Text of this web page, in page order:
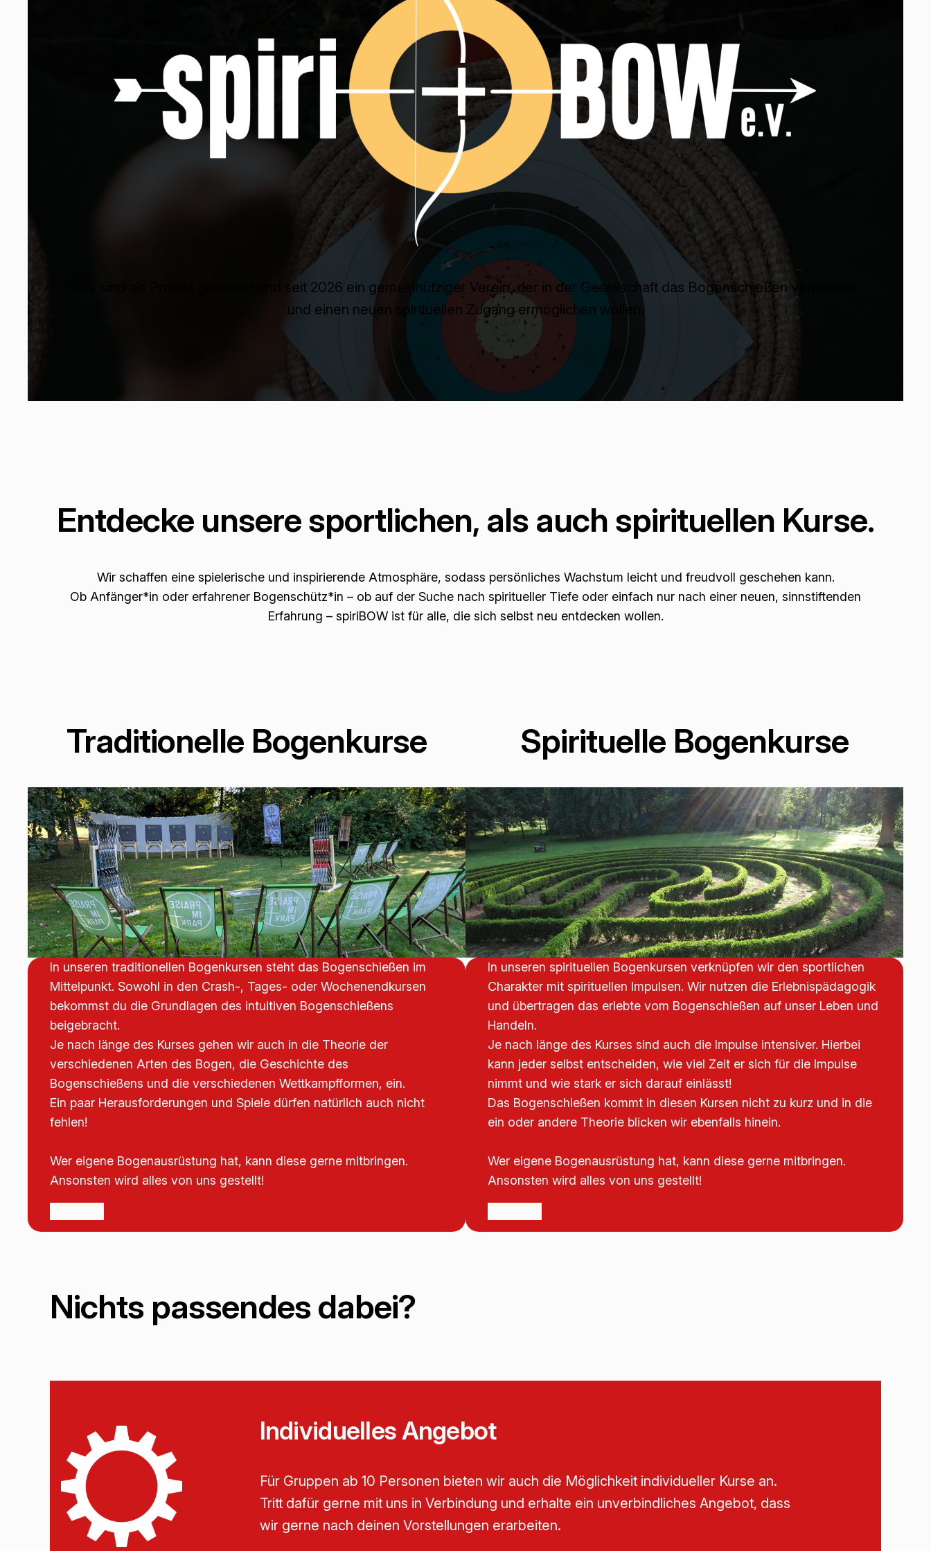
Wir sind als Projekt gestartet und seit 2026 ein gemeinnütziger Verein, der in der Gesellschaft das Bogenschießen verbreiten
und einen neuen spirituellen Zugang ermöglichen wollen.
Entdecke unsere sportlichen, als auch spirituellen Kurse.
Wir schaffen eine spielerische und inspirierende Atmosphäre, sodass persönliches Wachstum leicht und freudvoll geschehen kann.
Ob Anfänger*in oder erfahrener Bogenschütz*in – ob auf der Suche nach spiritueller Tiefe oder einfach nur nach einer neuen, sinnstiftenden
Erfahrung – spiriBOW ist für alle, die sich selbst neu entdecken wollen.
Traditionelle Bogenkurse
In unseren traditionellen Bogenkursen steht das Bogenschießen im
Mittelpunkt. Sowohl in den Crash-, Tages- oder Wochenendkursen
bekommst du die Grundlagen des intuitiven Bogenschießens
beigebracht.
Je nach länge des Kurses gehen wir auch in die Theorie der
verschiedenen Arten des Bogen, die Geschichte des
Bogenschießens und die verschiedenen Wettkampfformen, ein.
Ein paar Herausforderungen und Spiele dürfen natürlich auch nicht
fehlen!
Wer eigene Bogenausrüstung hat, kann diese gerne mitbringen.
Ansonsten wird alles von uns gestellt!
Spirituelle Bogenkurse
In unseren spirituellen Bogenkursen verknüpfen wir den sportlichen
Charakter mit spirituellen Impulsen. Wir nutzen die Erlebnispädagogik
und übertragen das erlebte vom Bogenschießen auf unser Leben und
Handeln.
Je nach länge des Kurses sind auch die Impulse intensiver. Hierbei
kann jeder selbst entscheiden, wie viel Zeit er sich für die Impulse
nimmt und wie stark er sich darauf einlässt!
Das Bogenschießen kommt in diesen Kursen nicht zu kurz und in die
ein oder andere Theorie blicken wir ebenfalls hinein.
Wer eigene Bogenausrüstung hat, kann diese gerne mitbringen.
Ansonsten wird alles von uns gestellt!
Nichts passendes dabei?
Individuelles Angebot
Für Gruppen ab 10 Personen bieten wir auch die Möglichkeit individueller Kurse an.
Tritt dafür gerne mit uns in Verbindung und erhalte ein unverbindliches Angebot, dass
wir gerne nach deinen Vorstellungen erarbeiten.